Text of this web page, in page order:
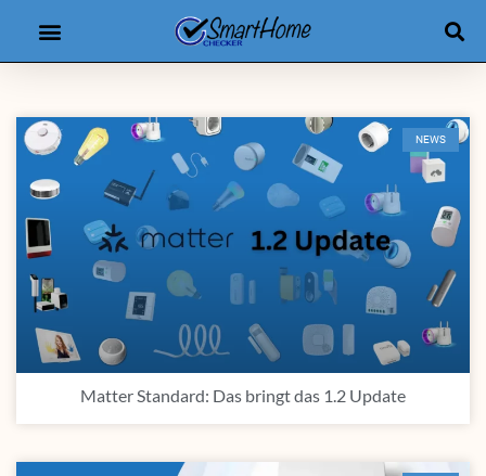
NEWS
Matter Standard: Das bringt das 1.2 Update